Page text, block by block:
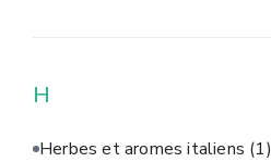
H
Herbes et aromes italiens (1)